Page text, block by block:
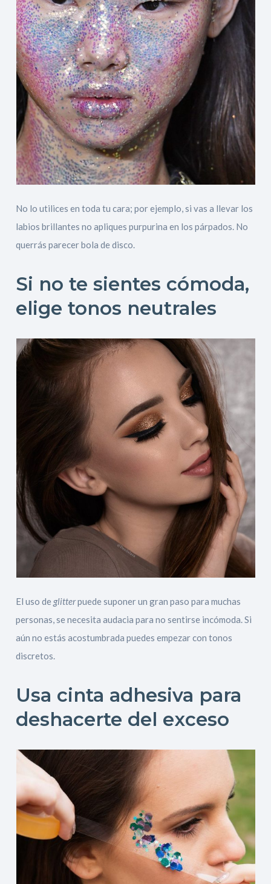
No lo utilices en toda tu cara; por ejemplo, si vas a llevar los
labios brillantes no apliques purpurina en los párpados. No
querrás parecer bola de disco.
Si no te sientes cómoda,
elige tonos neutrales
El uso de glitterpuede suponer un gran paso para muchas
personas, se necesita audacia para no sentirse incómoda. Si
aún no estás acostumbrada puedes empezar con tonos
discretos.
Usa cinta adhesiva para
deshacerte del exceso